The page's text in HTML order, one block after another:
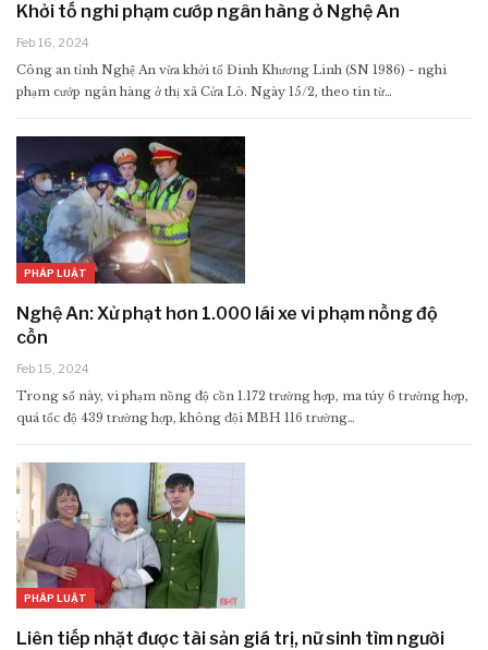
Khởi tố nghi phạm cướp ngân hàng ở Nghệ An
Feb 16, 2024
Công an tỉnh Nghệ An vừa khởi tố Đinh Khương Linh (SN 1986) - nghi
phạm cướp ngân hàng ở thị xã Cửa Lò. Ngày 15/2, theo tin từ…
PHÁP LUẬT
Nghệ An: Xử phạt hơn 1.000 lái xe vi phạm nồng độ
cồn
Feb 15, 2024
Trong số này, vi phạm nồng độ cồn 1.172 trường hợp, ma túy 6 trường hợp,
quá tốc độ 439 trường hợp, không đội MBH 116 trường…
PHÁP LUẬT
Liên tiếp nhặt được tài sản giá trị, nữ sinh tìm người